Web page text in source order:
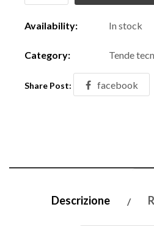
Availability: In stock
Category: Tende
Share Post: facebook
Descrizione